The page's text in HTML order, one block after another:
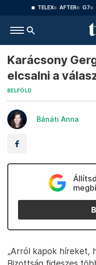
TELEX AFTER G7
Karácsony
elcsalni a
BELFÖLD
Bánáti Anna
„Arról kapok híreket,